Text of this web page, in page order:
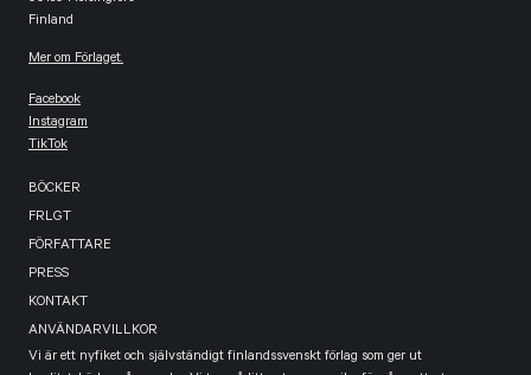
Finland
Mer om Förlaget.
Facebook
Instagram
TikTok
BÖCKER
FRLGT
FÖRFATTARE
PRESS
KONTAKT
ANVÄNDARVILLKOR
Vi är ett nyfiket och självständigt finlandssvenskt förlag som ger ut